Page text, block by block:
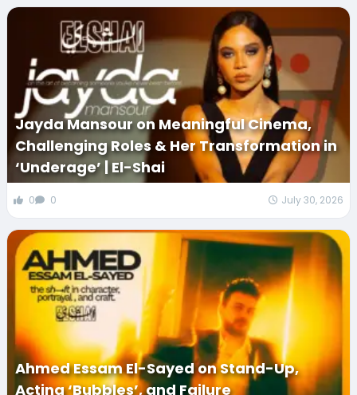
Jayda Mansour on Meaningful Cinema,
Challenging Roles & Her Transformation in
‘Underage’ | El-Shai
0 0 July 30, 2026
Ahmed Essam El-Sayed on Stand-Up,
Acting ‘Bubbles’, and Failure